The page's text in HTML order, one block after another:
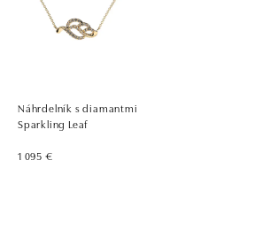
Náhrdelník s diamantmi
Sparkling Leaf
1 095 €